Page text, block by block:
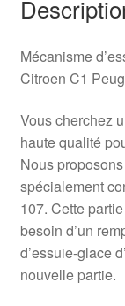
Mécanisme
Citroen C1
Vous cherchez
haute qualité
Nous
spécialement
107. Cette
besoin d’un
d’essuie-glace
nouvelle partie.